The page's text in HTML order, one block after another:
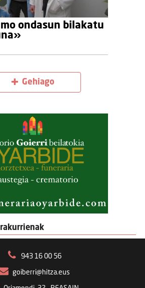
ondasun bilakatu
Gehiago
943 16 00 56
goiberri@hitza.eus